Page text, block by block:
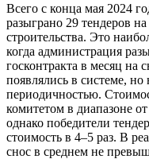
Всего с конца мая 2024
разыграно 29 тендеров
строительства. Это
когда администрация
госконтракта в месяц на
появлялись в системе, но
периодичностью.
комитетом в диапазоне
однако победители
стоимость в 4–5 раз. В
снос в среднем не